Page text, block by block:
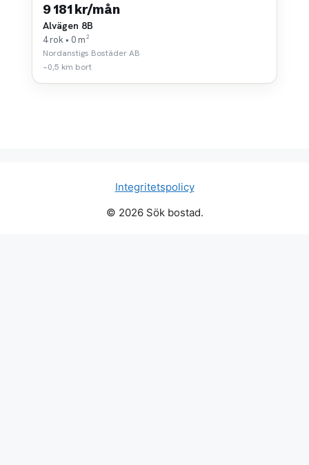
9 181 kr/mån
Alvägen 8B
4 rok • 0 m²
Nordanstigs Bostäder AB
~0,5 km bort
Integritetspolicy
© 2026 Sök bostad.